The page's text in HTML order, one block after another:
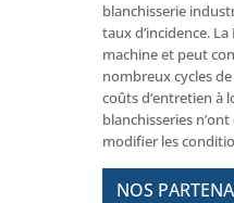
blanchisserie
taux d’incidence.
machine et peut
nombreux cycles
coûts d’entretien à
blanchisseries
modifier les
NOS